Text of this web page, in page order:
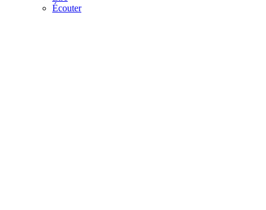
Écouter